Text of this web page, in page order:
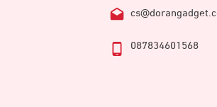
087834601568